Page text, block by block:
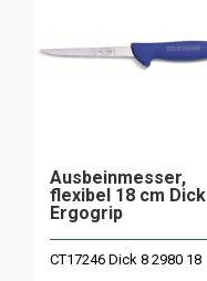
Ausbeinmesser,
flexibel 18 cm Dick
Ergogrip
CT17246 Dick 8 2980 18